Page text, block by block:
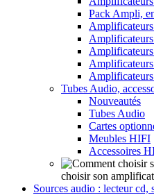
Pack Ampli,
Tubes Audio,
Nouveautés
Tubes Audio
Cartes
Meubles HIFI
Accessoires
choisir son
Sources audio : lecteur cd,